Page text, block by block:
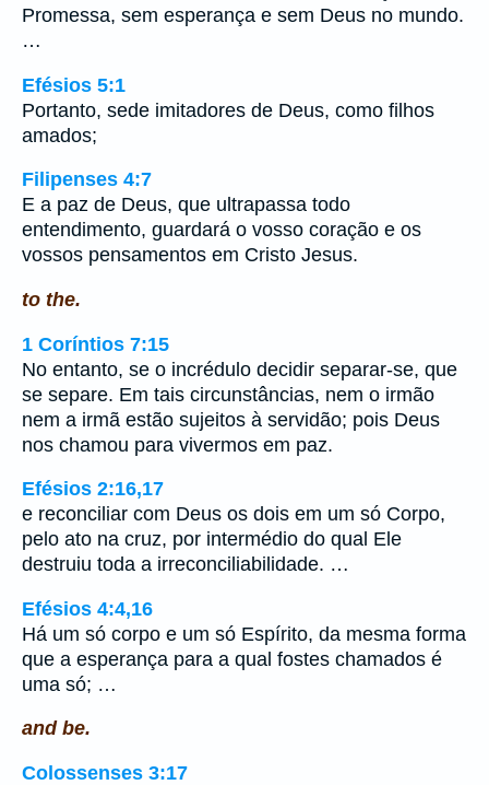
Promessa, sem esperança e sem Deus no mundo.
…
Efésios 5:1
Portanto, sede imitadores de Deus, como filhos
amados;
Filipenses 4:7
E a paz de Deus, que ultrapassa todo
entendimento, guardará o vosso coração e os
vossos pensamentos em Cristo Jesus.
to the.
1 Coríntios 7:15
No entanto, se o incrédulo decidir separar-se, que
se separe. Em tais circunstâncias, nem o irmão
nem a irmã estão sujeitos à servidão; pois Deus
nos chamou para vivermos em paz.
Efésios 2:16,17
e reconciliar com Deus os dois em um só Corpo,
pelo ato na cruz, por intermédio do qual Ele
destruiu toda a irreconciliabilidade. …
Efésios 4:4,16
Há um só corpo e um só Espírito, da mesma forma
que a esperança para a qual fostes chamados é
uma só; …
and be.
Colossenses 3:17